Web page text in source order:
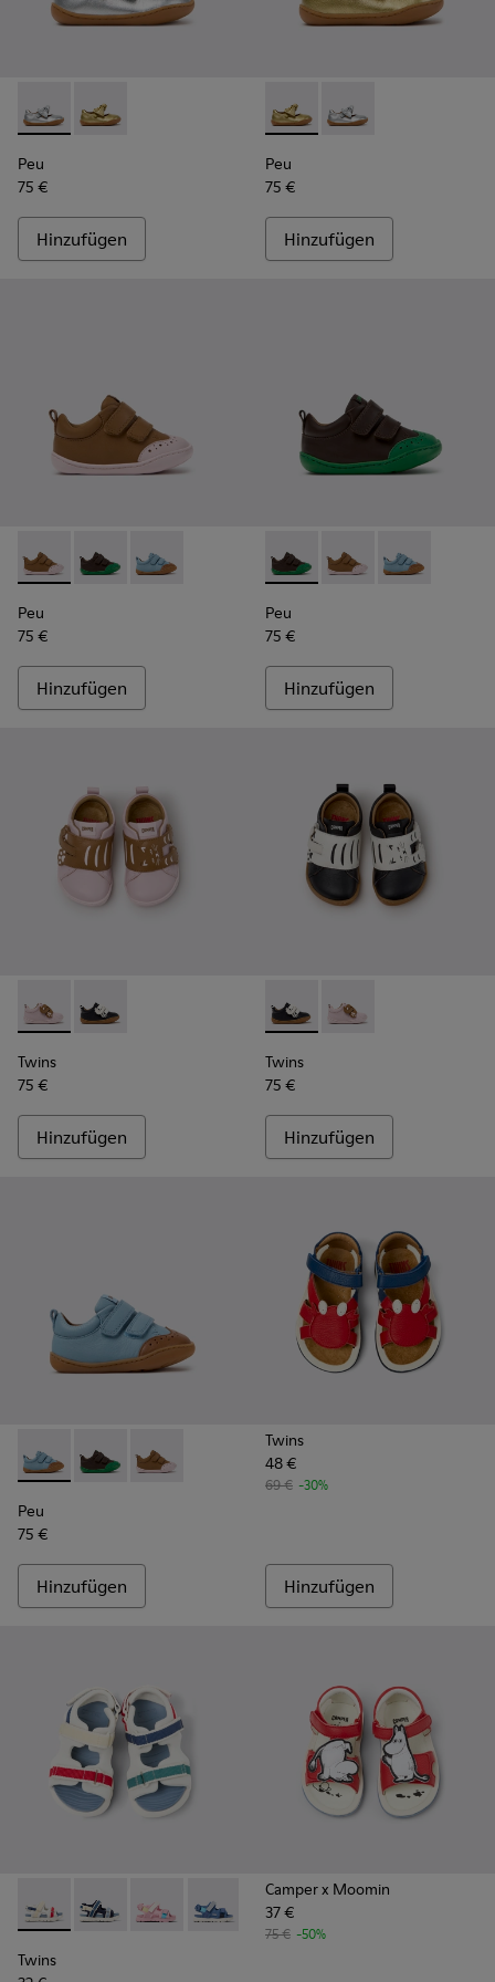
Peu - K800700-001 - Graue Lederschuhe für Kinder.
Peu - K800700-002 - Gelbe Kinderschuhe aus Leder.
Peu
75 €
Hinzufügen
Peu - K800700-002 - Gelbe
Peu - K800700-001
Peu
75 €
Hinzufügen
Peu - K800708-003 - Braune Lederschuhe für Kinder.
Peu - K800708-004 - Braune Lederschuhe für
Peu - K800708-002 - Blaue Lederschuhe für
Peu
75 €
Hinzufügen
Peu - K800708-004 -
Peu - K800708-003
Peu -
Peu
75 €
Hinzufügen
Twins - K800714-001 - Rosa und braune Ledersneaker für
Twins - K800714-002 - Schwarz-weiße Leder-
Twins
75 €
Hinzufügen
Twins - K800714-002 -
Twins - K800714-
Twins
75 €
Hinzufügen
Peu - K800708-002 - Blaue Lederschuhe für Kinder.
Peu - K800708-004 - Braune Lederschuhe für
Peu - K800708-003 - Braune Lederschuhe
Peu
75 €
Hinzufügen
Twins
48 €
69 € -30%
Hinzufügen
Twins - K800590-010 - Mehrfarbige Textilsandalen für
Twins - K800590-011 - Mehrfarbige Sandalen aus
Twins - K800590-007
Twins - K800590-006
Twins - K800590-004
Twins
Camper x Moomin
37 €
75 € -50%